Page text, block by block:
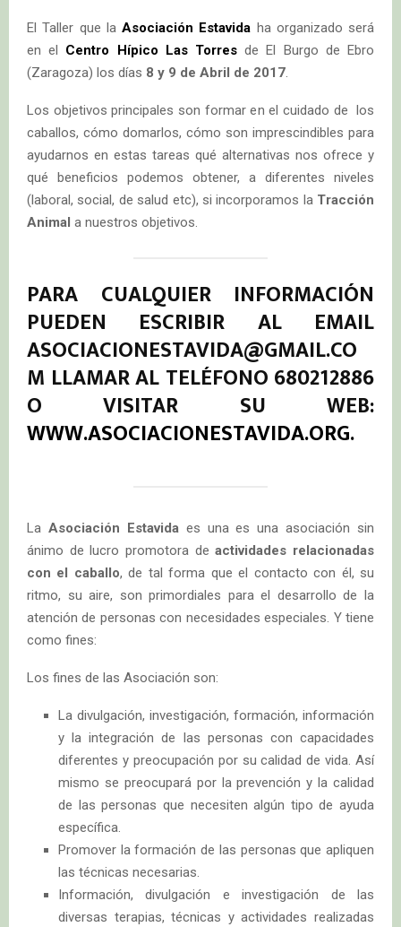
El Taller que la Asociación Estavida ha organizado será
en el Centro Hípico Las Torres de El Burgo de Ebro
(Zaragoza) los días 8 y 9 de Abril de 2017.
Los objetivos principales son formar en el cuidado de los
caballos, cómo domarlos, cómo son imprescindibles para
ayudarnos en estas tareas qué alternativas nos ofrece y
qué beneficios podemos obtener, a diferentes niveles
(laboral, social, de salud etc), si incorporamos la Tracción
Animal a nuestros objetivos.
PARA CUALQUIER INFORMACIÓN
PUEDEN ESCRIBIR AL EMAIL
ASOCIACIONESTAVIDA@GMAIL.CO
M LLAMAR AL TELÉFONO 680212886
O VISITAR SU WEB:
WWW.ASOCIACIONESTAVIDA.ORG.
La Asociación Estavidaes una es una asociación sin
ánimo de lucro promotora deactividades relacionadas
con el caballo, de tal forma que el contacto con él, su
ritmo, su aire, son primordiales para el desarrollo de la
atención de personas con necesidades especiales. Y tiene
como fines:
Los fines de las Asociación son:
La divulgación, investigación, formación, información
y la integración de las personas con capacidades
diferentes y preocupación por su calidad de vida. Así
mismo se preocupará por la prevención y la calidad
de las personas que necesiten algún tipo de ayuda
específica.
Promover la formación de las personas que apliquen
las técnicas necesarias.
Información, divulgación e investigación de las
diversas terapias, técnicas y actividades realizadas